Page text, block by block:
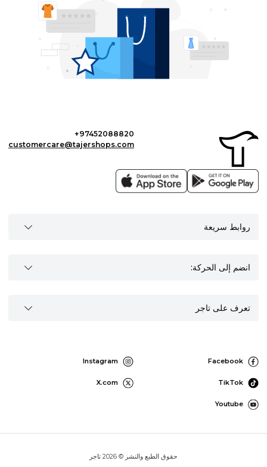
+97452088820
customercare@tajershops.com
روابط سريعة
انضم إلى الحركة:
تعرف على تاجر
Facebook
Instagram
TikTok
X.com
Youtube
حقوق الطبع والنشر © 2026 تاجر